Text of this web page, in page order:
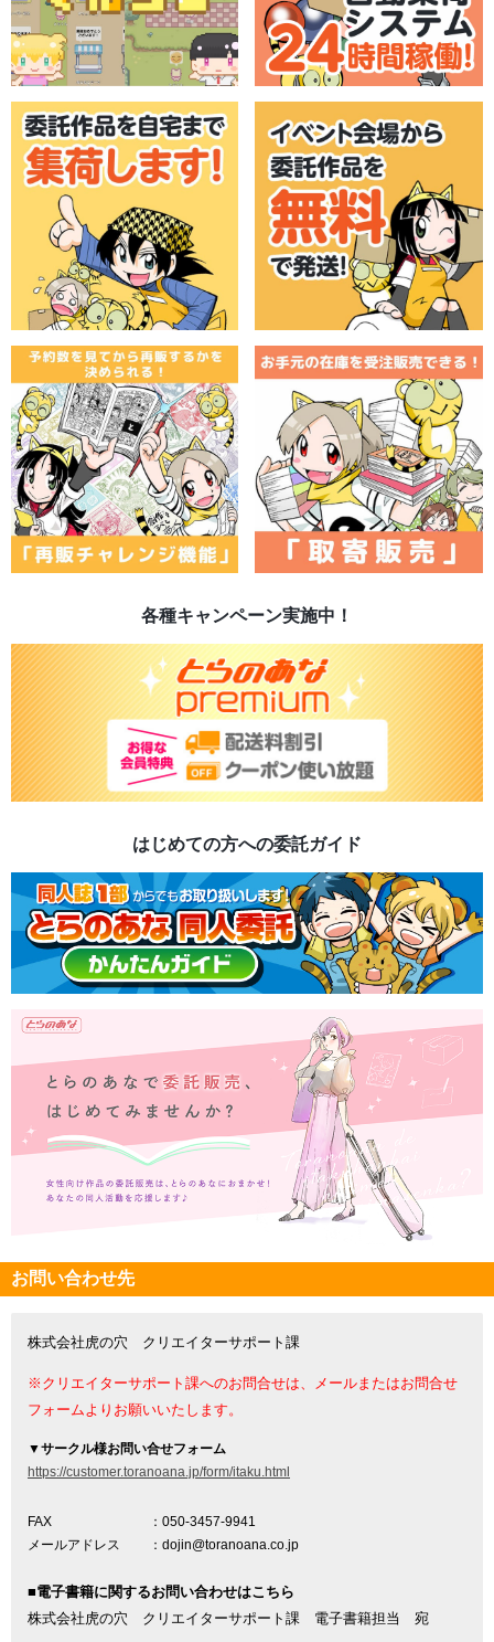
各種キャンペーン実施中！
はじめての方への委託ガイド
お問い合わせ先
株式会社虎の穴 クリエイターサポート課
※クリエイターサポート課へのお問合せは、メールまたはお問合せ
フォームよりお願いいたします。
▼サークル様お問い合せフォーム
https://customer.toranoana.jp/form/itaku.html
FAX
：050-3457-9941
メールアドレス
：dojin@toranoana.co.jp
■電子書籍に関するお問い合わせはこちら
株式会社虎の穴 クリエイターサポート課 電子書籍担当 宛